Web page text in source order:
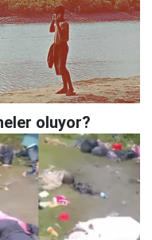
oluyor?